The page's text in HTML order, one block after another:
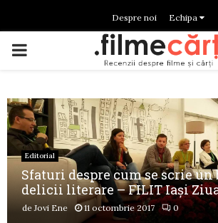
Despre noi Echipa
PRIMARY
Editorial
Sfaturi despre cum se scrie un
delicii literare – FILIT Iași
de Jovi Ene 11 octombrie 2017 0